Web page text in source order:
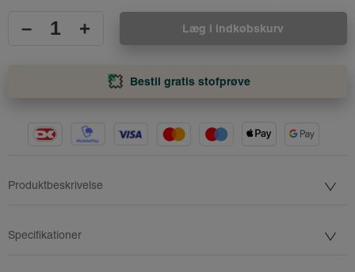
– + Læg i indkøbskurv
Bestil gratis stofprøve
Produktbeskrivelse
Specifikationer